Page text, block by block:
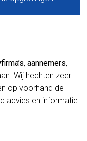
, aannemers,
Wij hechten zeer
op voorhand de
advies en informatie